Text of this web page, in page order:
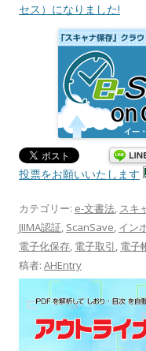
セス）になりました!
投票をお願いいたします
カテゴリー: e-文書法, スキ
JIIMA認証, ScanSave, イン
電子化保存, 電子取引, 電子
稿者: AHEntry